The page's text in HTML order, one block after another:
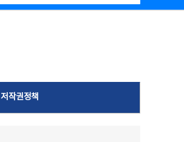
저작권정책